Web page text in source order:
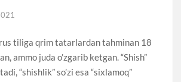
rus tiliga qrim tatarlardan tahminan 18
ammo juda o’zgarib ketgan. “Shish”
“shishlik” so’zi esa “sixlamoq”